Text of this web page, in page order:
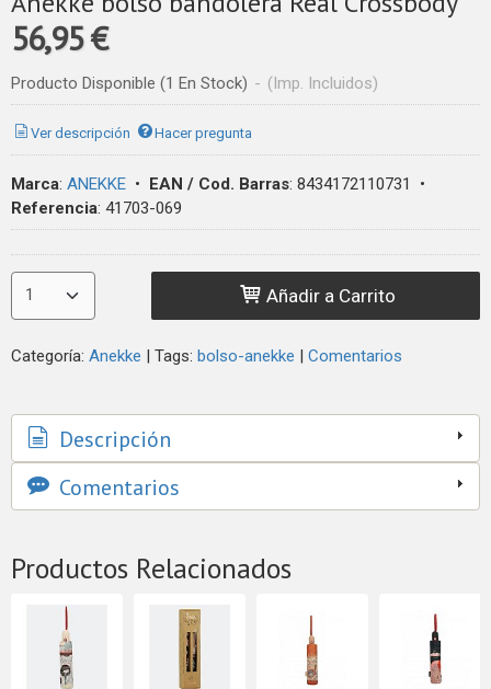
56,95 €
Producto Disponible (1 En Stock) - (Imp. Incluidos)
Ver descripción Hacer pregunta
Marca: ANEKKE • EAN / Cod. Barras: 8434172110731
•
Referencia: 41703-069
Añadir a Carrito
Categoría: Anekke | Tags: bolso-anekke | Comentarios
Descripción
Comentarios
Productos Relacionados